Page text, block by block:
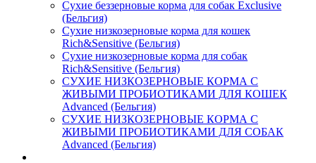
Сухие беззерновые корма для собак Exclusive
(Бельгия)
Сухие низкозерновые корма для кошек
Rich&Sensitive (Бельгия)
Сухие низкозерновые корма для собак
Rich&Sensitive (Бельгия)
СУХИЕ НИЗКОЗЕРНОВЫЕ КОРМА С
ЖИВЫМИ ПРОБИОТИКАМИ ДЛЯ КОШЕК
Advanced (Бельгия)
СУХИЕ НИЗКОЗЕРНОВЫЕ КОРМА С
ЖИВЫМИ ПРОБИОТИКАМИ ДЛЯ СОБАК
Advanced (Бельгия)